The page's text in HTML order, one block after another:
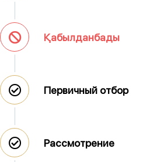
Қабылданбады
Первичный отбор
Рассмотрение